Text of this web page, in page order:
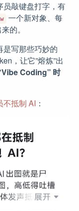
员敲键盘打字，有
一个新对象、每
的。
写那些巧妙的
，让它”熔炼”出
Coding” 时
不抵制 AI ：